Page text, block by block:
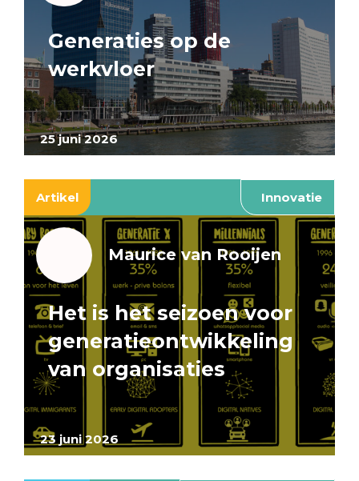
25 juni 2026
Generaties op de
werkvloer
Artikel Innovatie
23 juni 2026
Maurice van Rooijen
Het is het seizoen voor
generatieontwikkeling
van organisaties